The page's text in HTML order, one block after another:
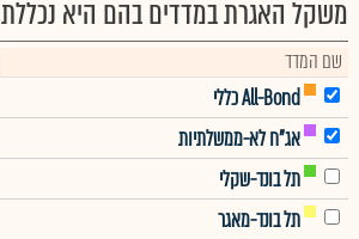
משקל האגרת במדדים בהם היא נכללת
שם המדד
All-Bond כללי
אג"ח לא-ממשלתיות
תל בונד-שקלי
תל בונד-מאגר